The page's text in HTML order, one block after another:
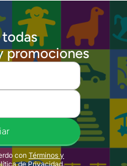
promociones
con Términos y
de Privacidad.